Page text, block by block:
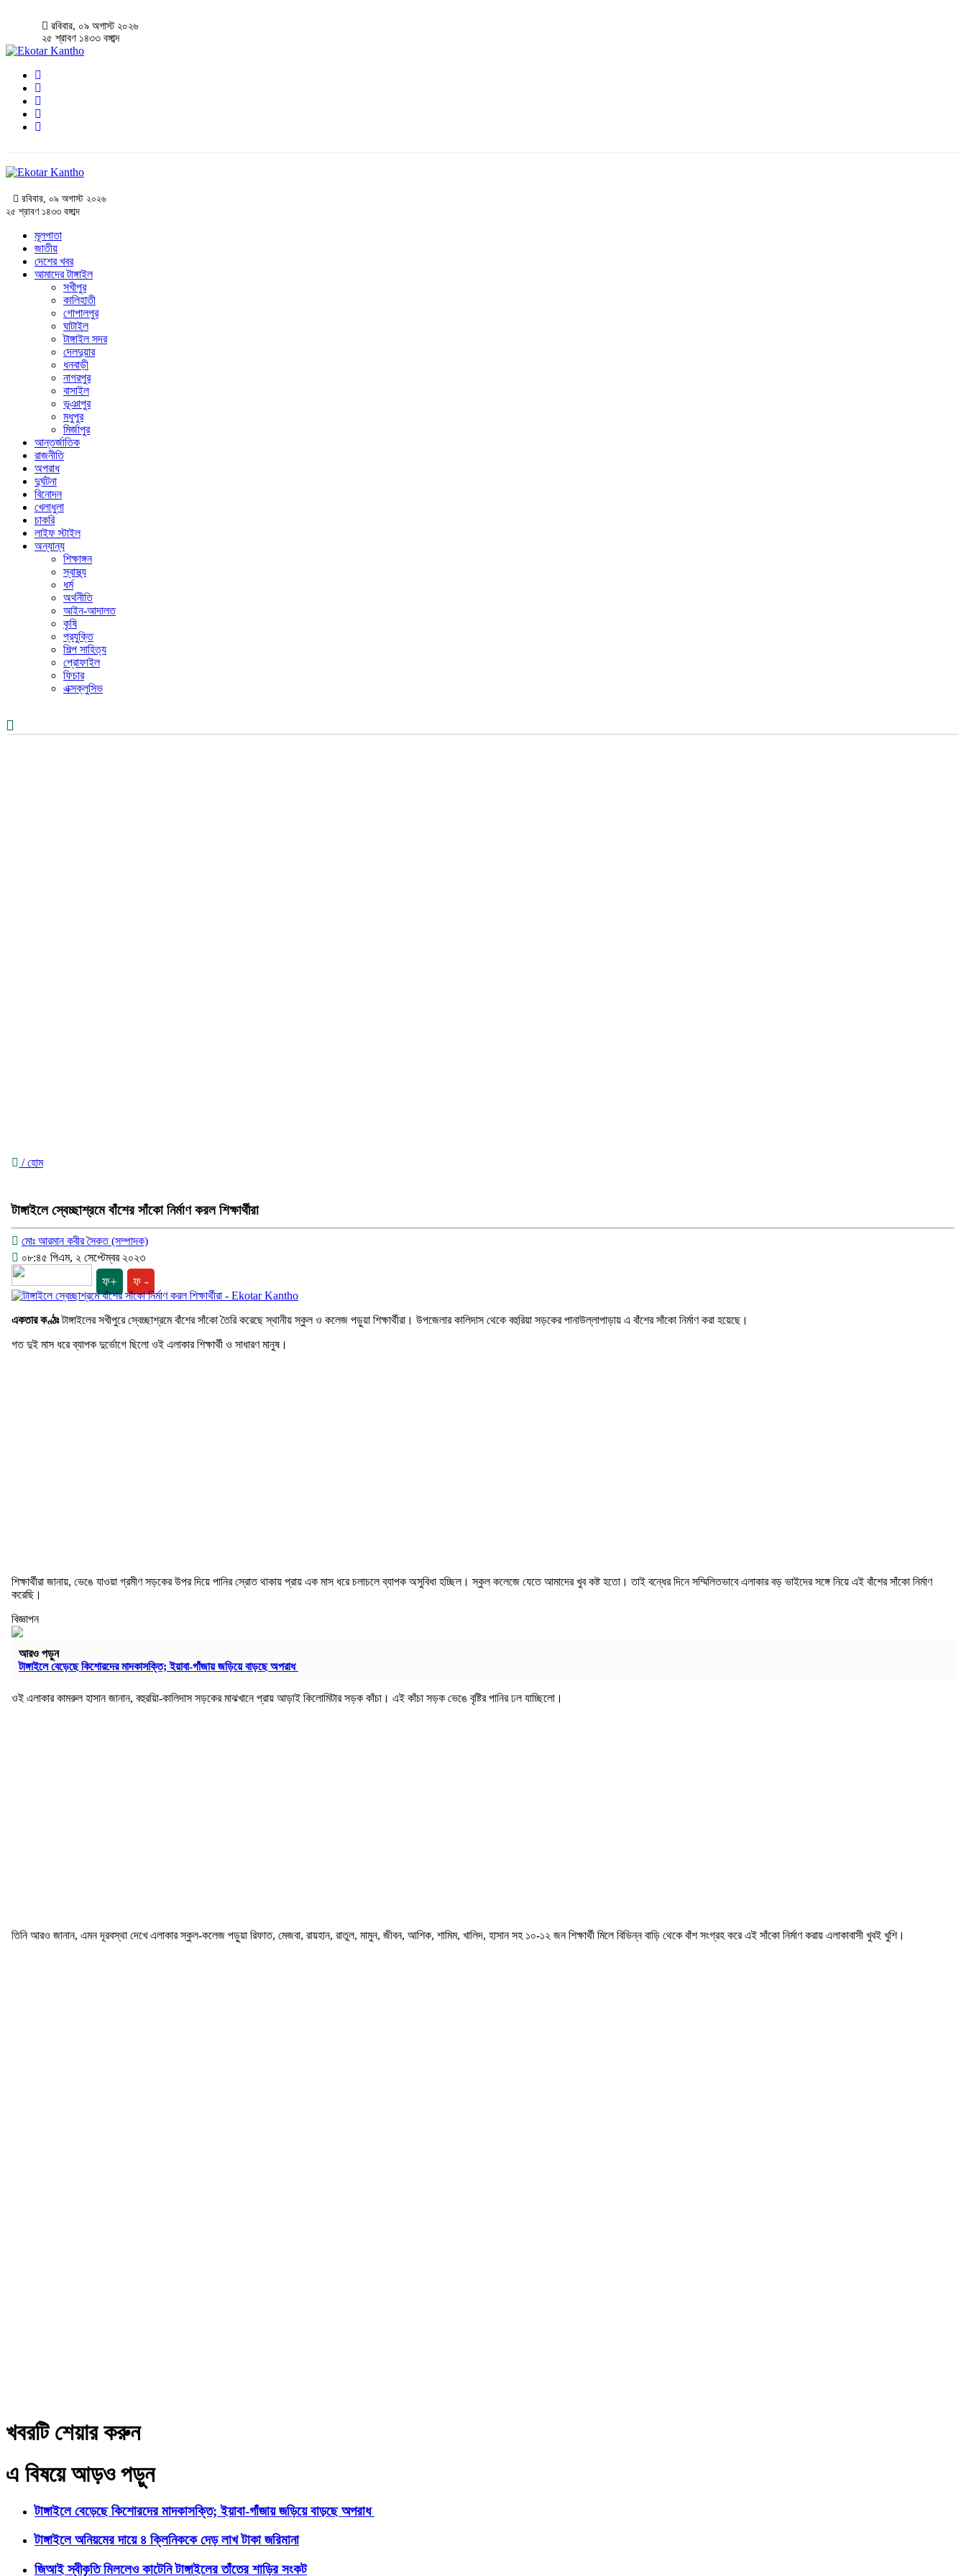
রবিবার, ০৯ অগাস্ট ২০২৬
২৫ শ্রাবণ ১৪৩৩ বঙ্গাব্দ
রবিবার, ০৯ অগাস্ট ২০২৬
২৫ শ্রাবণ ১৪৩৩ বঙ্গাব্দ
মূলপাতা
জাতীয়
দেশের খবর
আমাদের টাঙ্গাইল
সখীপুর
কালিহাতী
গোপালপুর
ঘাটাইল
টাঙ্গাইল সদর
দেলদুয়ার
ধনবাড়ী
নাগরপুর
বাসাইল
ভূঞাপুর
মধুপুর
মির্জাপুর
আন্তর্জাতিক
রাজনীতি
অপরাধ
দুর্ঘটনা
বিনোদন
খেলাধুলা
চাকরি
লাইফ স্টাইল
অন্যান্য
শিক্ষাঙ্গন
স্বাস্থ্য
ধর্ম
অর্থনীতি
আইন-আদালত
কৃষি
প্রযুক্তি
শিল্প সাহিত্য
প্রোফাইল
ফিচার
এক্সক্লুসিভ
/ হোম
টাঙ্গাইলে স্বেচ্ছাশ্রমে বাঁশের সাঁকো নির্মাণ করল শিক্ষার্থীরা
মোঃ আরমান কবীর সৈকত (সম্পাদক)
০৮:৪৫ পিএম, ২ সেপ্টেম্বর ২০২৩
ফ+ ফ -
একতার কণ্ঠঃটাঙ্গাইলের সখীপুরে স্বেচ্ছাশ্রমে বাঁশের সাঁকো তৈরি করেছে স্থানীয় স্কুল ও কলেজ পড়ুয়া শিক্ষার্থীরা। উপজেলার কালিদাস থেকে বহুরিয়া সড়কের পানাউল্লাপাড়ায় এ বাঁশের সাঁকো নির্মাণ করা হয়েছে।
গত দুই মাস ধরে ব্যাপক দুর্ভোগে ছিলো ওই এলাকার শিক্ষার্থী ও সাধারণ মানুষ।
শিক্ষার্থীরা জানায়, ভেঙে যাওয়া গ্রমীণ সড়কের উপর দিয়ে পানির স্রোত থাকায় প্রায় এক মাস ধরে চলাচলে ব্যাপক অসুবিধা হচ্ছিল। স্কুল কলেজে যেতে আমাদের খুব কষ্ট হতো। তাই বন্ধের দিনে সম্মিলিতভাবে এলাকার বড় ভাইদের সঙ্গে নিয়ে এই বাঁশের সাঁকো নির্মাণ
করেছি।
বিজ্ঞাপন
আরও পড়ুন
টাঙ্গাইলে বেড়েছে কিশোরদের মাদকাসক্তি; ইয়াবা-গাঁজায় জড়িয়ে বাড়ছে অপরাধ
ওই এলাকার কামরুল হাসান জানান, বহুরয়িা-কালিদাস সড়কের মাঝখানে প্রায় আড়াই কিলোমিটার সড়ক কাঁচা। এই কাঁচা সড়ক ভেঙে বৃষ্টির পানির ঢল যাচ্ছিলো।
তিনি আরও জানান, এমন দূরবস্থা দেখে এলাকার স্কুল-কলেজ পড়ুয়া রিফাত, মেজবা, রায়হান, রাতুল, মামুন, জীবন, আশিক, শামিম, খালিদ, হাসান সহ ১০-১২ জন শিক্ষার্থী মিলে বিভিন্ন বাড়ি থেকে বাঁশ সংগ্রহ করে এই সাঁকো নির্মাণ করায় এলাকাবাসী খুবই খুশি।
খবরটি শেয়ার করুন
এ বিষয়ে আড়ও পড়ুন
টাঙ্গাইলে বেড়েছে কিশোরদের মাদকাসক্তি; ইয়াবা-গাঁজায় জড়িয়ে বাড়ছে অপরাধ
টাঙ্গাইলে অনিয়মের দায়ে ৪ ক্লিনিককে দেড় লাখ টাকা জরিমানা
জিআই স্বীকৃতি মিললেও কাটেনি টাঙ্গাইলের তাঁতের শাড়ির সংকট